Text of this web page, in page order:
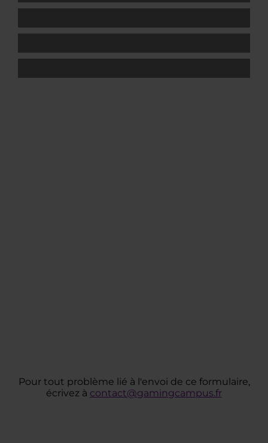
Pour tout problème lié à l'envoi de ce formulaire,
écrivez à contact@gamingcampus.fr